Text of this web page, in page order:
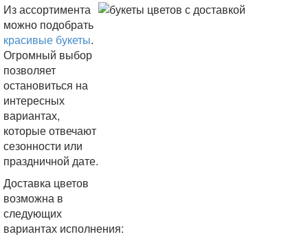
Из ассортимента
можно подобрать
красивые букеты.
Огромный выбор
позволяет
остановиться на
интересных
вариантах,
которые отвечают
сезонности или
праздничной дате.
Доставка цветов
возможна в
следующих
вариантах исполнения: